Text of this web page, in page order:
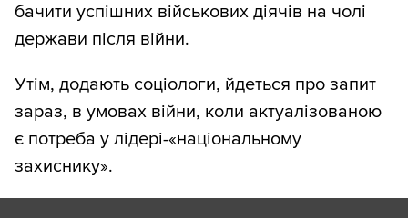
бачити успішних військових діячів на чолі
держави після війни.
Утім, додають соціологи, йдеться про запит
зараз, в умовах війни, коли актуалізованою
є потреба у лідері-«національному
захиснику».